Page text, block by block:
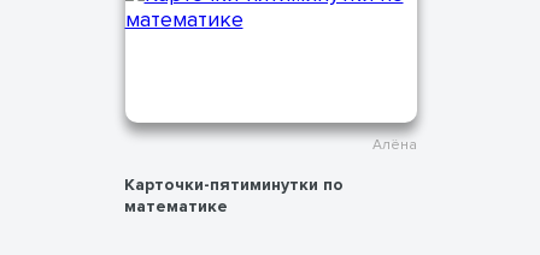
Алёна
Карточки-пятиминутки по
математике